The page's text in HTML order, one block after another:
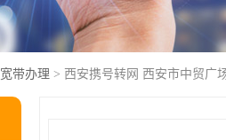
宽带办理 > 西安携号转网 西安市中贸广